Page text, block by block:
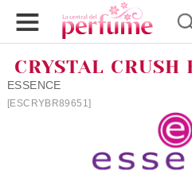
CRYSTAL
ESSENCE
[ESCRYBR89651]